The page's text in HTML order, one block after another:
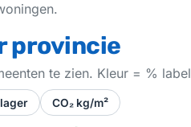
provincie
te zien. Kleur = %
CO₂ kg/m²